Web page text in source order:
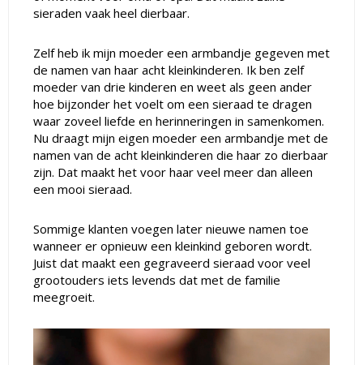
sieraden vaak heel dierbaar.
Zelf heb ik mijn moeder een armbandje gegeven met
de namen van haar acht kleinkinderen. Ik ben zelf
moeder van drie kinderen en weet als geen ander
hoe bijzonder het voelt om een sieraad te dragen
waar zoveel liefde en herinneringen in samenkomen.
Nu draagt mijn eigen moeder een armbandje met de
namen van de acht kleinkinderen die haar zo dierbaar
zijn. Dat maakt het voor haar veel meer dan alleen
een mooi sieraad.
Sommige klanten voegen later nieuwe namen toe
wanneer er opnieuw een kleinkind geboren wordt.
Juist dat maakt een gegraveerd sieraad voor veel
grootouders iets levends dat met de familie
meegroeit.